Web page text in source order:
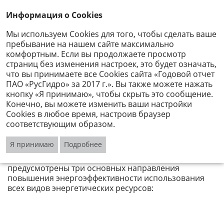
Энергоэффективность
и энергосбережение
Основной акционер ПАО «РусГидро» – Российская
Федерация – ставит перед энергетическими
компаниями задачи повышения энергетической
безопасности и снижения энергоемкости. В
соответствии с государственной программой
«Энергоэффективность и развитие энергетики»,
утвержденной Постановлением Правительства
предусмотрены три основных направления
повышения энергоэффективности использования
всех видов энергетических ресурсов:
Информация о Cookies
Мы используем Cookies для того, чтобы сделать ваше
пребывание на нашем сайте максимально
комфортным. Если вы продолжаете просмотр
страниц без изменения настроек, это будет означать,
что вы принимаете все Cookies сайта «Годовой отчет
ПАО «РусГидро» за 2017 г.». Вы также можете нажать
кнопку «Я принимаю», чтобы скрыть это сообщение.
Конечно, вы можете изменить ваши настройки
Cookies в любое время, настроив браузер
соответствующим образом.
Я принимаю Подробнее